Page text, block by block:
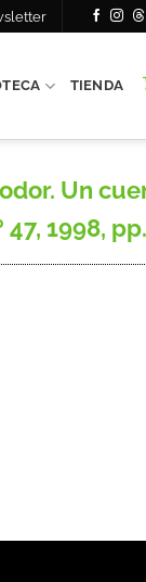
TIENDA
Un
1998,